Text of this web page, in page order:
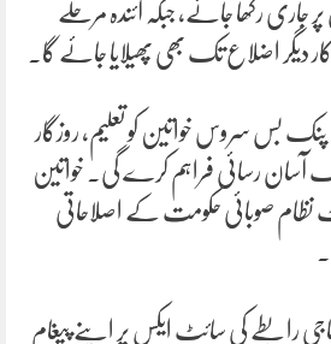
جاری رکھا جائے، جبکہ آئندہ مرحلے
دیگر اضلاع تک بھی پھیلایا جائے گا۔
پنک بس سروس خواتین کو تعلیم، روزگار
آسان رسائی فراہم کرے گی۔ خواتین
نظام صوبائی حکومت کے اصلاحاتی
رابطے کی سائٹ ایکس پر اپنے پیغام